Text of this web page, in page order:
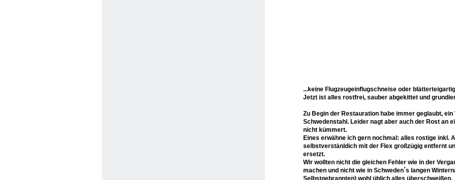
...keine Flugzeugeinflugschneise oder
Jetzt ist alles rostfrei, sauber abgekittet und
Zu Begin der Restauration habe immer geglaubt, ein
Schwedenstahl. Leider nagt aber auch der Rost an
nicht kümmert.
Eines erwähne ich gern nochmal: alles rostige inkl.
selbstverstänldich mit der Flex großzügig entfernt
ersetzt.
Wir wollten nicht die gleichen Fehler wie in der
machen und nicht wie in Schweden´s langen
Selbstgebrannten) wohl üblich alles überschweißen.